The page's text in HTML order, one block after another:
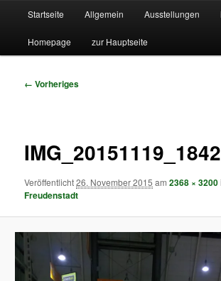
Zum
primären
Startseite Allgemein Ausstellungen
Homepage zur Hauptseite
Bilder-
← Vorheriges
Veröffentlicht26. November 2015 am2368 × 3200
Freudenstadt